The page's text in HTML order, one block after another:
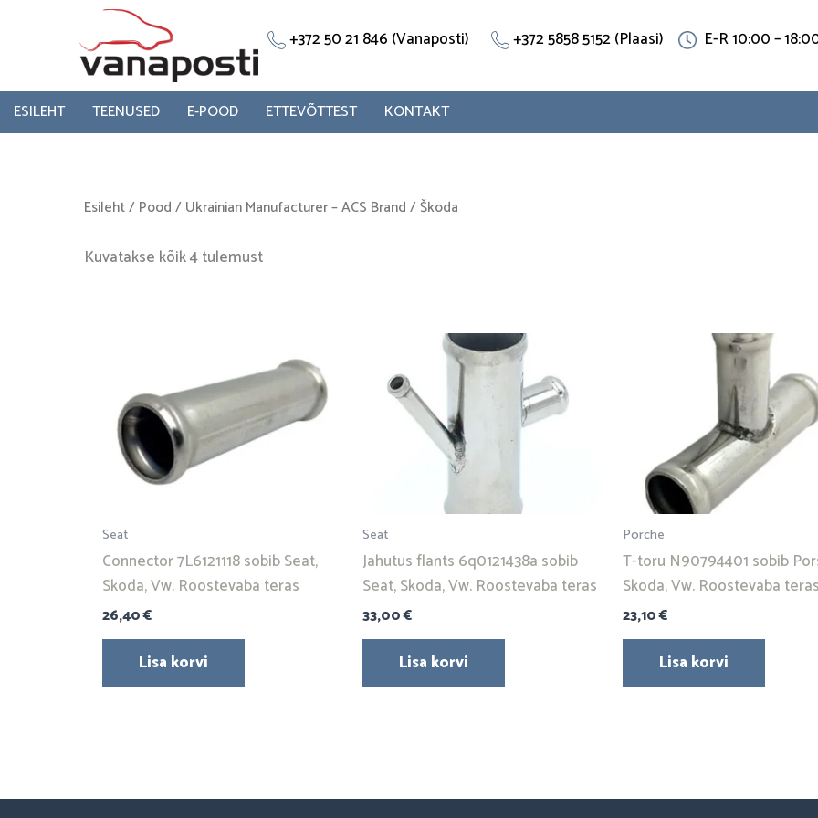
+372 50 21 846 (Vanaposti) +372 5858 5152 (Plaasi) E-R 10:00 –
ESILEHT TEENUSED E-POOD ETTEVÕTTEST KONTAKT
Esileht/ Pood / Ukrainian Manufacturer – ACS Brand / Škoda
Kuvatakse kõik 4 tulemust
Seat
Connector 7L6121118 sobib Seat,
Skoda, Vw. Roostevaba teras
26,40€
Lisa korvi
Seat
Jahutus flants 6q0121438a sobib
Seat, Skoda, Vw. Roostevaba teras
33,00€
Lisa korvi
Porche
T-toru N90794401 sobib
Skoda, Vw. Roostevaba teras
23,10€
Lisa korvi